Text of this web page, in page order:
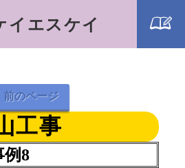
イエスケイ
前のページ
工事